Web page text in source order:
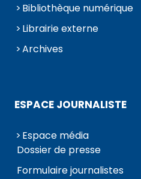
Bibliothèque numérique
Librairie externe
Archives
ESPACE JOURNALISTE
Espace média
Dossier de presse
Formulaire journalistes